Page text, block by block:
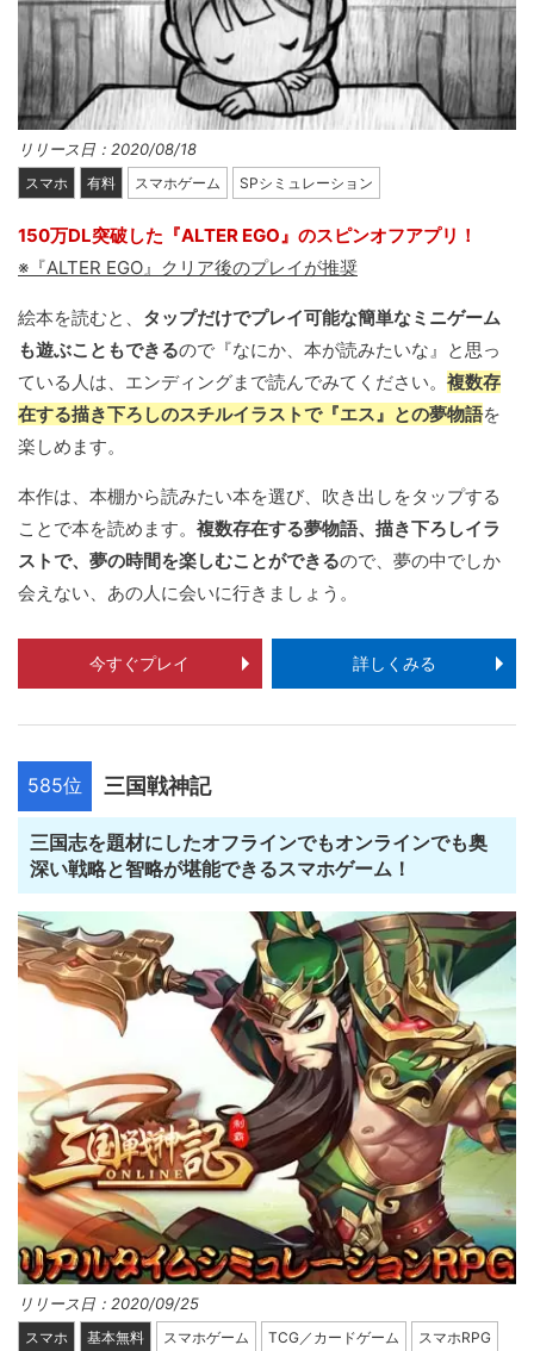
リリース日：2020/08/18
スマホ 有料 スマホゲーム SPシミュレーション
150万DL突破した『ALTER EGO』のスピンオフアプリ！
※『ALTER EGO』クリア後のプレイが推奨
絵本を読むと、 タップだけでプレイ可能な簡単なミニゲーム
も遊ぶこともできるので『なにか、本が読みたいな』と思っ
ている人は、エンディングまで読んでみてください。 複数存
在する描き下ろしのスチルイラストで『エス』との夢物語を
楽しめます。
本作は、本棚から読みたい本を選び、吹き出しをタップする
ことで本を読めます。 複数存在する夢物語、描き下ろしイラ
ストで、夢の時間を楽しむことができるので、夢の中でしか
会えない、あの人に会いに行きましょう。
今すぐプレイ 詳しくみる
585位 三国戦神記
三国志を題材にしたオフラインでもオンラインでも奥
深い戦略と智略が堪能できるスマホゲーム！
リリース日：2020/09/25
スマホ 基本無料 スマホゲーム TCG／カードゲーム スマホRPG